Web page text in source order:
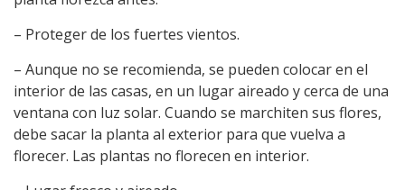
– Proteger de los fuertes vientos.
– Aunque no se recomienda, se pueden colocar en el
interior de las casas, en un lugar aireado y cerca de una
ventana con luz solar. Cuando se marchiten sus flores,
debe sacar la planta al exterior para que vuelva a
florecer. Las plantas no florecen en interior.